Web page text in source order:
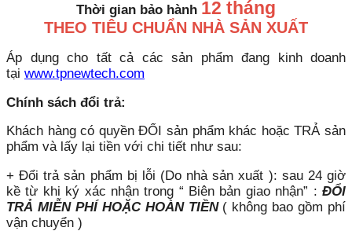
Thời gian bảo hành 12 tháng
THEO TIÊU CHUẨN NHÀ SẢN XUẤT
Áp dụng cho tất cả các sản phẩm đang kinh doanh
tại www.tpnewtech.com
Chính sách đổi trả:
Khách hàng có quyền ĐỔI sản phẩm khác hoặc TRẢ sản
phẩm và lấy lại tiền với chi tiết như sau:
+ Đổi trả sản phẩm bị lỗi (Do nhà sản xuất ): sau 24 giờ
kề từ khi ký xác nhận trong “ Biên bản giao nhận” : ĐỔI
TRẢ MIỄN PHÍ HOẶC HOÀN TIỀN( không bao gồm phí
vận chuyển )